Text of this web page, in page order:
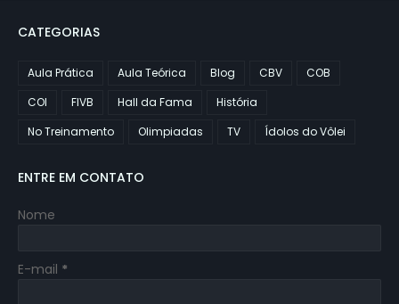
CATEGORIAS
Aula Prática Aula Teórica Blog CBV
COB
COI
FIVB Hall da Fama
História
No Treinamento
Olimpiadas TV Ídolos do Vôlei
ENTRE EM CONTATO
Nome
E-mail *